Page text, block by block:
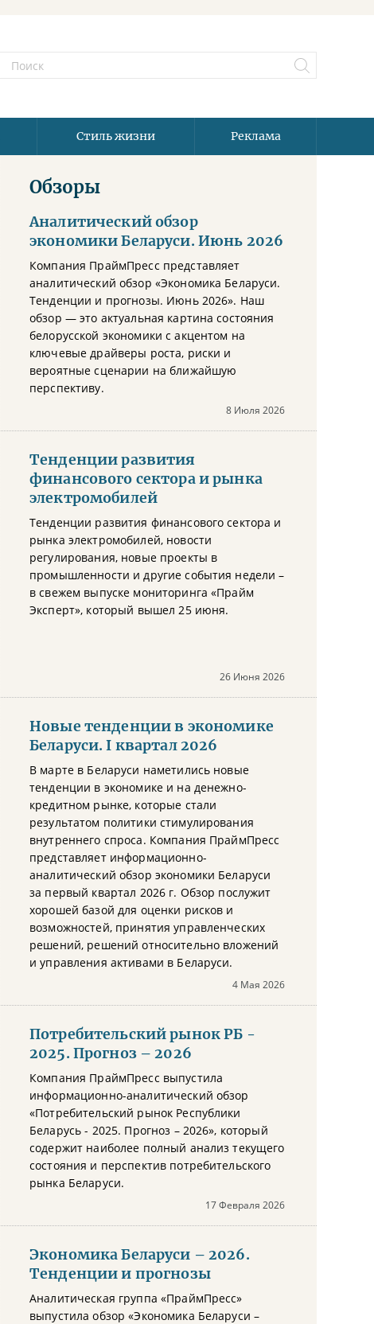
Стиль жизни Реклама
Обзоры
Аналитический обзор
экономики Беларуси. Июнь 2026
Компания ПраймПресс представляет
аналитический обзор «Экономика Беларуси.
Тенденции и прогнозы. Июнь 2026». Наш
обзор — это актуальная картина состояния
белорусской экономики с акцентом на
ключевые драйверы роста, риски и
вероятные сценарии на ближайшую
перспективу.
8 Июля 2026
Тенденции развития
финансового сектора и рынка
электромобилей
Тенденции развития финансового сектора и
рынка электромобилей, новости
регулирования, новые проекты в
промышленности и другие события недели –
в свежем выпуске мониторинга «Прайм
Эксперт», который вышел 25 июня.
26 Июня 2026
Новые тенденции в экономике
Беларуси. I квартал 2026
В марте в Беларуси наметились новые
тенденции в экономике и на денежно-
кредитном рынке, которые стали
результатом политики стимулирования
внутреннего спроса. Компания ПраймПресс
представляет информационно-
аналитический обзор экономики Беларуси
за первый квартал 2026 г. Обзор послужит
хорошей базой для оценки рисков и
возможностей, принятия управленческих
решений, решений относительно вложений
и управления активами в Беларуси.
4 Мая 2026
Потребительский рынок РБ -
2025. Прогноз – 2026
Компания ПраймПресс выпустила
информационно-аналитический обзор
«Потребительский рынок Республики
Беларусь - 2025. Прогноз – 2026», который
содержит наиболее полный анализ текущего
состояния и перспектив потребительского
рынка Беларуси.
17 Февраля 2026
Экономика Беларуси – 2026.
Тенденции и прогнозы
Аналитическая группа «ПраймПресс»
выпустила обзор «Экономика Беларуси –